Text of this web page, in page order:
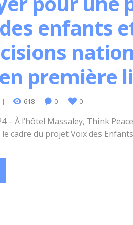
enfants
première
618 0 0
– À l’hôtel Massaley, Think
cadre du projet Voix des